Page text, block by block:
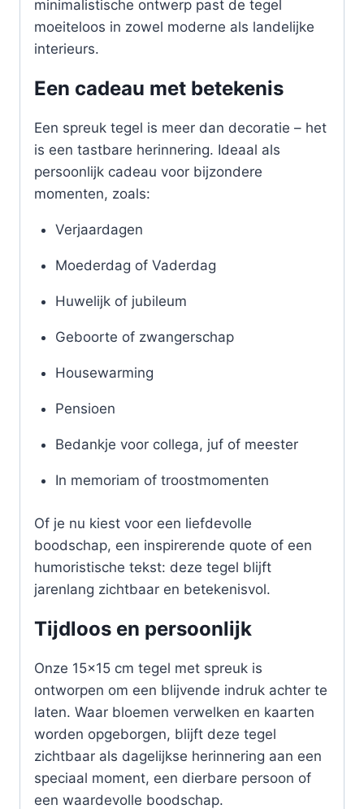
minimalistische ontwerp past de tegel
moeiteloos in zowel moderne als landelijke
interieurs.
Een cadeau met betekenis
Een spreuk tegel is meer dan decoratie – het
is een tastbare herinnering. Ideaal als
persoonlijk cadeau voor bijzondere
momenten, zoals:
Verjaardagen
Moederdag of Vaderdag
Huwelijk of jubileum
Geboorte of zwangerschap
Housewarming
Pensioen
Bedankje voor collega, juf of meester
In memoriam of troostmomenten
Of je nu kiest voor een liefdevolle
boodschap, een inspirerende quote of een
humoristische tekst: deze tegel blijft
jarenlang zichtbaar en betekenisvol.
Tijdloos en persoonlijk
Onze 15×15 cm tegel met spreuk is
ontworpen om een blijvende indruk achter te
laten. Waar bloemen verwelken en kaarten
worden opgeborgen, blijft deze tegel
zichtbaar als dagelijkse herinnering aan een
speciaal moment, een dierbare persoon of
een waardevolle boodschap.